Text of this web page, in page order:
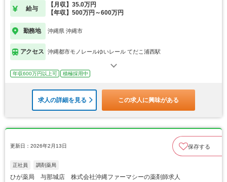
給与
【月収】35.0万円
【年収】500万円～600万円
勤務地 沖縄県 沖縄市
アクセス 沖縄都市モノレールゆいレール てだこ浦西駅
年収600万円以上可 積極採用中
求人の詳細を見る この求人に興味がある
更新日：2026年2月13日 保存する
正社員 調剤薬局
ひが薬局 与那城店 株式会社沖縄ファーマシーの薬剤師求人